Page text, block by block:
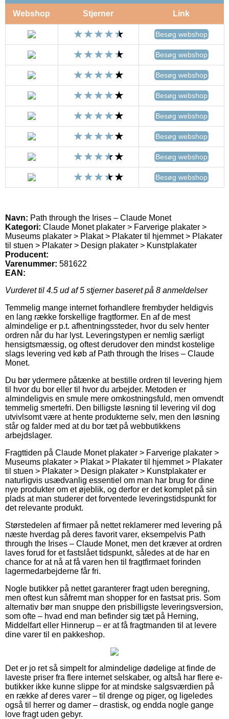
Webshop Stjerner Link
Besøg webshop
Besøg webshop
Besøg webshop
Besøg webshop
Besøg webshop
Besøg webshop
Besøg webshop
Besøg webshop
Navn: Path through the Irises – Claude Monet
Kategori: Claude Monet plakater > Farverige plakater >
Museums plakater > Plakat > Plakater til hjemmet > Plakater
til stuen > Plakater > Design plakater > Kunstplakater
Producent:
Varenummer: 581622
EAN:
Vurderet til 4.5 ud af 5 stjerner baseret på 8 anmeldelser
Temmelig mange internet forhandlere frembyder heldigvis
en lang række forskellige fragtformer. En af de mest
almindelige er p.t. afhentningssteder, hvor du selv henter
ordren når du har lyst. Leveringstypen er nemlig særligt
hensigtsmæssig, og oftest derudover den mindst kostelige
slags levering ved køb af Path through the Irises – Claude
Monet.
Du bør ydermere påtænke at bestille ordren til levering hjem
til hvor du bor eller til hvor du arbejder. Metoden er
almindeligvis en smule mere omkostningsfuld, men omvendt
temmelig smertefri. Den billigste løsning til levering vil dog
utvivlsomt være at hente produkterne selv, men den løsning
står og falder med at du bor tæt på webbutikkens
arbejdslager.
Fragttiden på Claude Monet plakater > Farverige plakater >
Museums plakater > Plakat > Plakater til hjemmet > Plakater
til stuen > Plakater > Design plakater > Kunstplakater er
naturligvis usædvanlig essentiel om man har brug for dine
nye produkter om et øjeblik, og derfor er det komplet på sin
plads at man studerer det forventede leveringstidspunkt for
det relevante produkt.
Størstedelen af firmaer på nettet reklamerer med levering på
næste hverdag på deres favorit varer, eksempelvis Path
through the Irises – Claude Monet, men det kræver at ordren
laves forud for et fastslået tidspunkt, således at de har en
chance for at nå at få varen hen til fragtfirmaet forinden
lagermedarbejderne får fri.
Nogle butikker på nettet garanterer fragt uden beregning,
men oftest kun såfremt man shopper for en fastsat pris. Som
alternativ bør man snuppe den prisbilligste leveringsversion,
som ofte – hvad end man befinder sig tæt på Herning,
Middelfart eller Hinnerup – er at få fragtmanden til at levere
dine varer til en pakkeshop.
Det er jo ret så simpelt for almindelige dødelige at finde de
laveste priser fra flere internet selskaber, og altså har flere e-
butikker ikke kunne slippe for at mindske salgsværdien på
en række af deres varer – til drenge og piger, og ligeledes
også til herrer og damer – drastisk, og endda nogle gange
love fragt uden gebyr.